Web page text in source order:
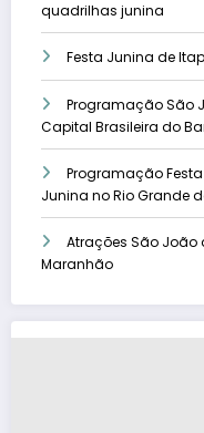
quadrilhas junina
Festa Junina de
Programação São
Capital Brasileira do
Programação
Junina no Rio Grande
Atrações São João
Maranhão